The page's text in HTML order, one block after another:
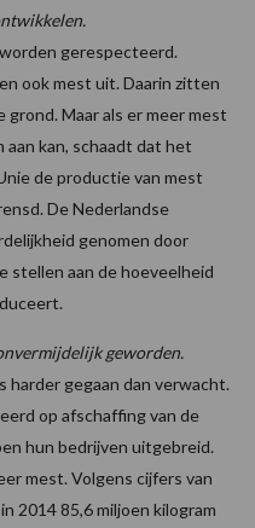
gerespecteerd.
ook mest uit. Daarin zitten
Maar als er meer mest
kan, schaadt dat het
de productie van mest
De Nederlandse
genomen door
stellen aan de hoeveelheid
geworden.
harder gegaan dan verwacht.
op afschaffing van de
hun bedrijven uitgebreid.
mest. Volgens cijfers van
2014 85,6 miljoen kilogram